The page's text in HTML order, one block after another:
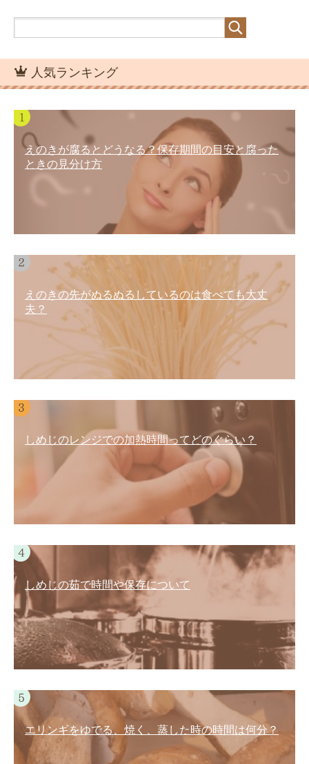
人気ランキング
えのきが腐るとどうなる？保存期間の目安と腐った
ときの見分け方
えのきの先がぬるぬるしているのは食べても大丈
夫？
しめじのレンジでの加熱時間ってどのぐらい？
しめじの茹で時間や保存について
エリンギをゆでる、焼く、蒸した時の時間は何分？